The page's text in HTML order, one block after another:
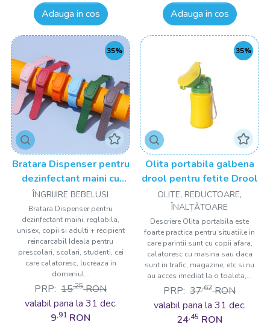
Adauga in cos
Adauga in cos
35%
Bratara Dispenser pentru
dezinfectant maini cu
recipient reincarcabil
Drool
ÎNGRIJIRE BEBELUSI
Bratara Dispenser pentru
dezinfectant maini, reglabila,
unisex, copii si adulti + recipient
reincarcabil Ideala pentru
prescolari, scolari, studenti, cei
care calatoresc, lucreaza in
domeniul...
PRP: 15,25 RON
valabil pana la 31 dec.
9,91 RON
35%
Olita portabila galbena
drool pentru fetite Drool
OLITE, REDUCTOARE,
ÎNALȚǍTOARE
Descriere Olita portabila este
foarte practica pentru situatiile in
care parintii sunt cu copii afara,
calatoresc cu masina sau daca
sunt in trafic, magazine, etc si nu
au acces imediat la o toaleta,...
PRP: 37,62 RON
valabil pana la 31 dec.
24,45 RON